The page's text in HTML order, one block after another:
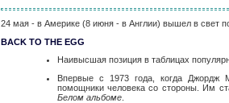
24 мая - в Америке (8 июня - в Англии) вышел в свет
BACK TO THE EGG
Наивысшая позиция в таблицах
Впервые с 1973 года, когда Джордж
помощники человека со стороны. Им
Белом альбоме.